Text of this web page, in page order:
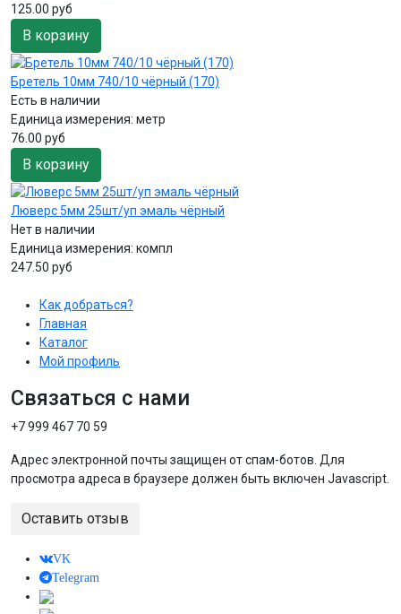
125.00 руб
В корзину
Бретель 10мм 740/10 чёрный (170)
Есть в наличии
Единица измерения: метр
76.00 руб
В корзину
Люверс 5мм 25шт/уп эмаль чёрный
Нет в наличии
Единица измерения: компл
247.50 руб
Как добраться?
Главная
Каталог
Мой профиль
Связаться с нами
+7 999 467 70 59
Адрес электронной почты защищен от спам-ботов. Для
просмотра адреса в браузере должен быть включен Javascript.
Оставить отзыв
VK
Telegram